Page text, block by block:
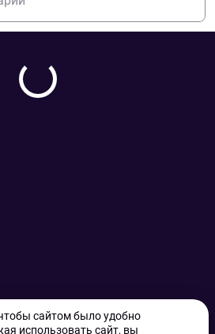
сайтом было удобно
использовать сайт, вы